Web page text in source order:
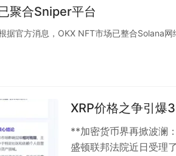
聚合Sniper平台
据官方消息，OKX NFT市场已整合Solana
XRP价格之争引爆
**加密货币界再掀波澜
盛顿联邦法院近日受理